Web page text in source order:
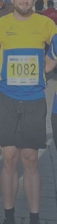
e) Profiling
Profiling ist
persönliche
zu bewerten,
wirtschaftlicher
natürlichen
f)
in einer
Hinzuziehung
spezifischen
diese
technischen